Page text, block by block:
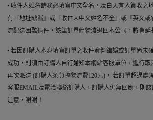
• 收件人姓名請務必填寫中文全名，及白天有人簽收之
有『地址缺漏』或『收件人中文姓名不全』或『英文或
流配送困難退件，該筆訂單經物流退回本公司，將會延
• 若因訂購人本身填寫訂單之收件資料錯誤或訂單尚未
成功，則須由訂購人自行通知本網站客服單位，進行取
再次派送 (訂購人須負擔物流費120元)， 若訂單超過處
客服EMAIL及電洽聯絡訂購人，訂購人仍無回應，則
注意，謝謝！